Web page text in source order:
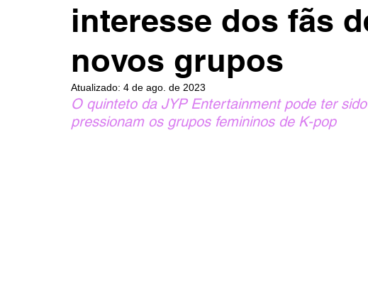
interesse dos fãs
novos grupos
Atualizado: 4 de ago. de 2023
O quinteto da JYP Entertainment pode ter
pressionam os grupos femininos de K-pop